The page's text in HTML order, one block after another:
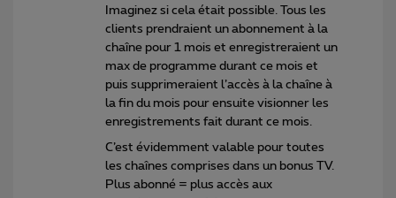
Imaginez si cela était possible. Tous les
clients prendraient un abonnement à la
chaîne pour 1 mois et enregistreraient un
max de programme durant ce mois et
puis supprimeraient l’accès à la chaîne à
la fin du mois pour ensuite visionner les
enregistrements fait durant ce mois.
C’est évidemment valable pour toutes
les chaînes comprises dans un bonus TV.
Plus abonné = plus accès aux